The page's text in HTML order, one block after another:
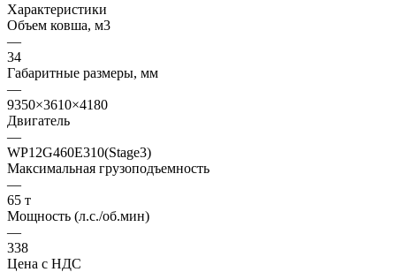
Характеристики
Объем ковша, м3
—
34
Габаритные размеры, мм
—
9350×3610×4180
Двигатель
—
WP12G460E310(Stage3)
Максимальная грузоподъемность
—
65 т
Мощность (л.с./об.мин)
—
338
Цена с НДС